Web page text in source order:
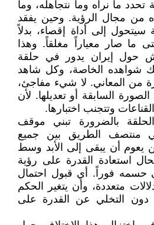
تحدد ما نراه وما نتجاهله، وما
من مجال الرؤية. وحين يفقد
سيتحول إلى أداة إقصاء، بدلاً
ما صار معياراً مغلقاً. وهذا
حول إيران يدور في حلقة
شواهده الخاصة، وكل شاهد
من المعاني. لا شيء مفاجئ،
السابقة أو تعديلها. لأن
وتتجنب اختبارها.
بالضرورة تبني موقف
الطريق بين جميع
يعوم أن يبقى إلى الأبد وسط
استعادة القدرة على رؤية
حسمه فوراً. أي قبول احتمال
متعددة، وأن يتغير الحكم
دون التخلي عن القدرة على